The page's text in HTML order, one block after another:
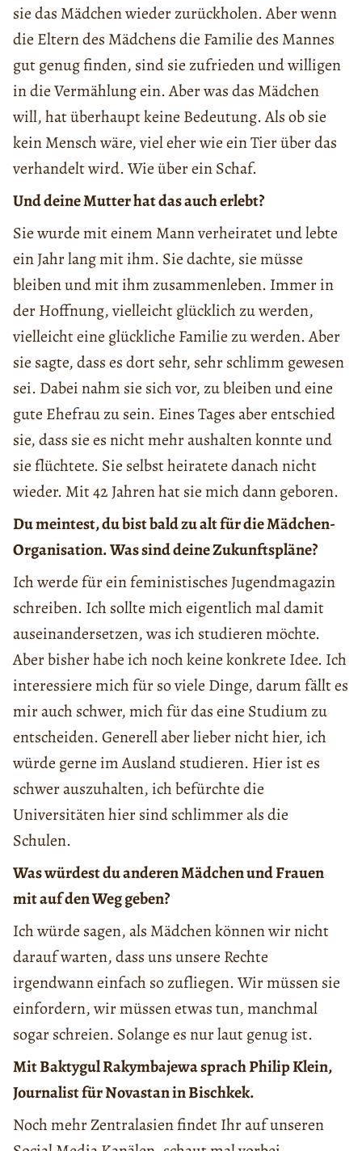
sie das Mädchen wieder zurückholen. Aber wenn
die Eltern des Mädchens die Familie des Mannes
gut genug finden, sind sie zufrieden und willigen
in die Vermählung ein. Aber was das Mädchen
will, hat überhaupt keine Bedeutung. Als ob sie
kein Mensch wäre, viel eher wie ein Tier über das
verhandelt wird. Wie über ein Schaf.
Und deine Mutter hat das auch erlebt?
Sie wurde mit einem Mann verheiratet und lebte
ein Jahr lang mit ihm. Sie dachte, sie müsse
bleiben und mit ihm zusammenleben. Immer in
der Hoffnung, vielleicht glücklich zu werden,
vielleicht eine glückliche Familie zu werden. Aber
sie sagte, dass es dort sehr, sehr schlimm gewesen
sei. Dabei nahm sie sich vor, zu bleiben und eine
gute Ehefrau zu sein. Eines Tages aber entschied
sie, dass sie es nicht mehr aushalten konnte und
sie flüchtete. Sie selbst heiratete danach nicht
wieder. Mit 42 Jahren hat sie mich dann geboren.
Du meintest, du bist bald zu alt für die Mädchen-
Organisation. Was sind deine Zukunftspläne?
Ich werde für ein feministisches Jugendmagazin
schreiben. Ich sollte mich eigentlich mal damit
auseinandersetzen, was ich studieren möchte.
Aber bisher habe ich noch keine konkrete Idee. Ich
interessiere mich für so viele Dinge, darum fällt es
mir auch schwer, mich für das eine Studium zu
entscheiden. Generell aber lieber nicht hier, ich
würde gerne im Ausland studieren. Hier ist es
schwer auszuhalten, ich befürchte die
Universitäten hier sind schlimmer als die
Schulen.
Was würdest du anderen Mädchen und Frauen
mit auf den Weg geben?
Ich würde sagen, als Mädchen können wir nicht
darauf warten, dass uns unsere Rechte
irgendwann einfach so zufliegen. Wir müssen sie
einfordern, wir müssen etwas tun, manchmal
sogar schreien. Solange es nur laut genug ist.
Mit Baktygul Rakymbajewa sprach Philip Klein,
Journalist für Novastan in Bischkek.
Noch mehr Zentralasien findet Ihr auf unseren